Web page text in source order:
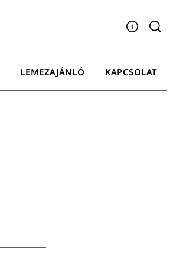
Facebook
YouTubeInstagram
TwitterSpotify
LEMEZAJÁNLÓ KAPCSOLAT